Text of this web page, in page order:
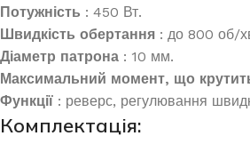
Потужність : 450 Вт.
Швидкість обертання : до 800 об/
Діаметр патрона : 10 мм.
Максимальний момент, що
Функції : реверс, регулювання
Комплектація: